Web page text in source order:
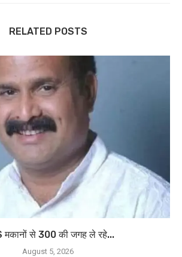
RELATED POSTS
मकानों से 300 की जगह ले रहे...
August 5, 2026